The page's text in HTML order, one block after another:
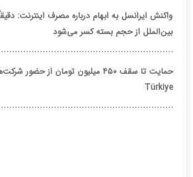
واکنش ایرانسل به ابهام درباره مصرف اینترنت:
بین‌الملل از حجم بسته کسر می‌شود
Türkiye